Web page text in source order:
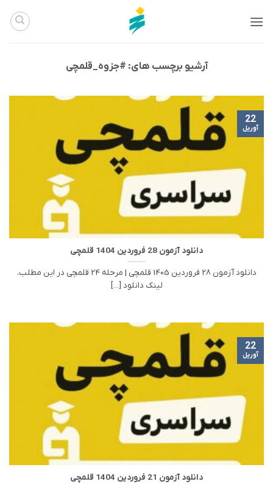
آرشیو برچسب های: #جزوه_قلمچی
دانلود آزمون 28 فروردین 1404 قلمچی
دانلود آزمون 28 فروردین 1405 قلمچی | مرحله 24 قلمچی در این مطلب،
لینک دانلود [...]
22
آوریل
دانلود آزمون 21 فروردین 1404 قلمچی
22
آوریل